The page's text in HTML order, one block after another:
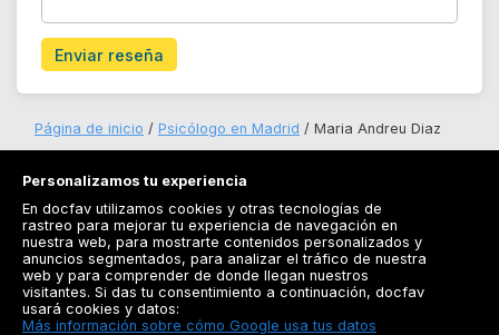
Enviar reseña
Página de inicio Psicólogo en Madrid Maria Andreu Diaz
Registrarse
Docfav
Personalizamos tu experiencia
En docfav utilizamos cookies y otras tecnologías de
rastreo para mejorar tu experiencia de navegación en
nuestra web, para mostrarte contenidos personalizados y
anuncios segmentados, para analizar el tráfico de nuestra
web y para comprender de donde llegan nuestros
visitantes. Si das tu consentimiento a continuación, docfav
usará cookies y datos:
Más información sobre cómo Google usa tus datos